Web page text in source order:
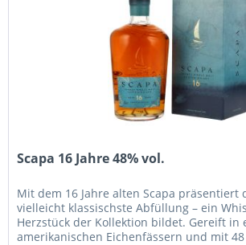
Scapa 16 Jahre 48% vol.
Mit dem 16 Jahre alten Scapa präsentiert
vielleicht klassischste Abfüllung – ein
Herzstück der Kollektion bildet. Gereift in
amerikanischen Eichenfässern und mit